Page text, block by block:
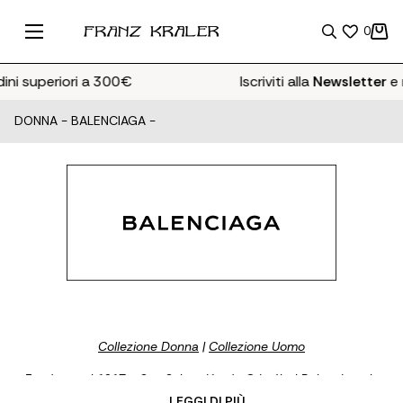
0
a 300€ Iscriviti alla Newslettere
DONNA - BALENCIAGA -
Collezione Donna |Collezione Uomo
Fondata nel 1917 a San Sebastián da Cristóbal Balenciaga, la
maison ha rivoluzionato il concetto di eleganza attraverso linee